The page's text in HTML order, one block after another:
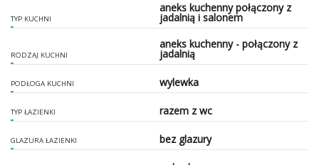
TYP KUCHNI
aneks kuchenny połączony z
jadalnią i salonem
RODZAJ KUCHNI
aneks kuchenny - połączony z
jadalnią
PODŁOGA KUCHNI wylewka
TYP ŁAZIENKI razem z wc
GLAZURA ŁAZIENKI bez glazury